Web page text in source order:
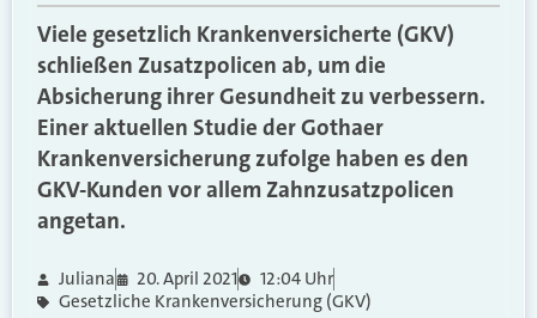
Viele gesetzlich Krankenversicherte (GKV)
schließen Zusatzpolicen ab, um die
Absicherung ihrer Gesundheit zu verbessern.
Einer aktuellen Studie der Gothaer
Krankenversicherung zufolge haben es den
GKV-Kunden vor allem Zahnzusatzpolicen
angetan.
Juliana 20. April 2021
12:04 Uhr
Gesetzliche Krankenversicherung (GKV)